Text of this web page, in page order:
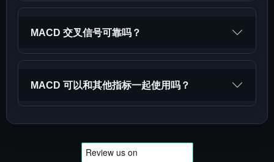
MACD 交叉信号可靠吗？
MACD 可以和其他指标一起使用吗？